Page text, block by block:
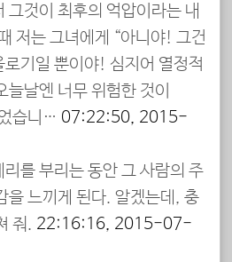
그것이 최후의 억압이라는 내
저는 그녀에게 “아니야! 그건
기일 뿐이야! 심지어 열정적
늘날엔 너무 위험한 것이
습니… 07:22:50, 2015-
를 부리는 동안 그 사람의 주
을 느끼게 된다. 알겠는데, 충
줘. 22:16:16, 2015-07-